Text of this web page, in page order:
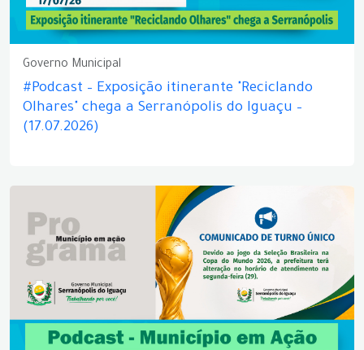
Governo Municipal
#Podcast – Exposição itinerante "Reciclando
Olhares" chega a Serranópolis do Iguaçu –
(17.07.2026)